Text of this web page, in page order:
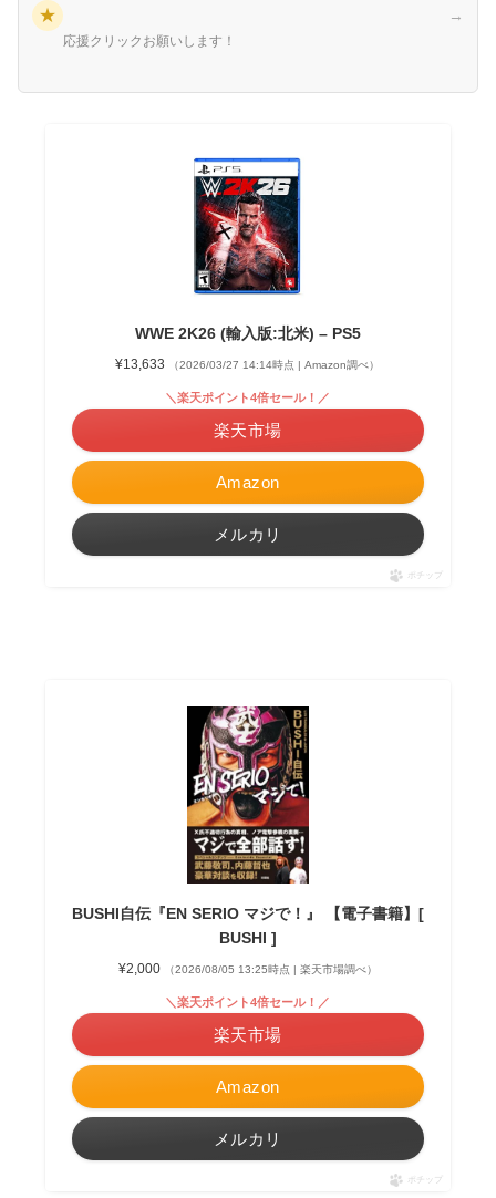
★
応援クリックお願いします！
→
WWE 2K26 (輸入版:北米) – PS5
¥13,633 （2026/03/27 14:14時点 | Amazon調べ）
Amazon
＼楽天ポイント4倍セール！／
楽天市場
メルカリ
ポチップ
BUSHI自伝『EN SERIO マジで！』 【電子書籍】[
BUSHI ]
¥2,000 （2026/08/05 13:25時点 | 楽天市場調べ）
Amazon
＼楽天ポイント4倍セール！／
楽天市場
メルカリ
ポチップ